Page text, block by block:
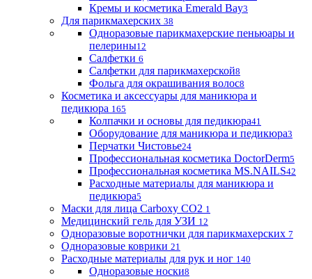
Кремы и косметика Emerald Bay3
Для парикмахерских 38
Одноразовые парикмахерские пеньюары и
пелерины12
Салфетки 6
Салфетки для парикмахерской8
Фольга для окрашивания волос8
Косметика и аксессуары для маникюра и
педикюра 165
Колпачки и основы для педикюра41
Оборудование для маникюра и педикюра3
Перчатки Чистовье24
Профессиональная косметика DoctorDerm5
Профессиональная косметика MS.NAILS42
Расходные материалы для маникюра и
педикюра5
Маски для лица Carboxy CO2 1
Медицинский гель для УЗИ 12
Одноразовые воротнички для парикмахерских 7
Одноразовые коврики 21
Расходные материалы для рук и ног 140
Одноразовые носки8